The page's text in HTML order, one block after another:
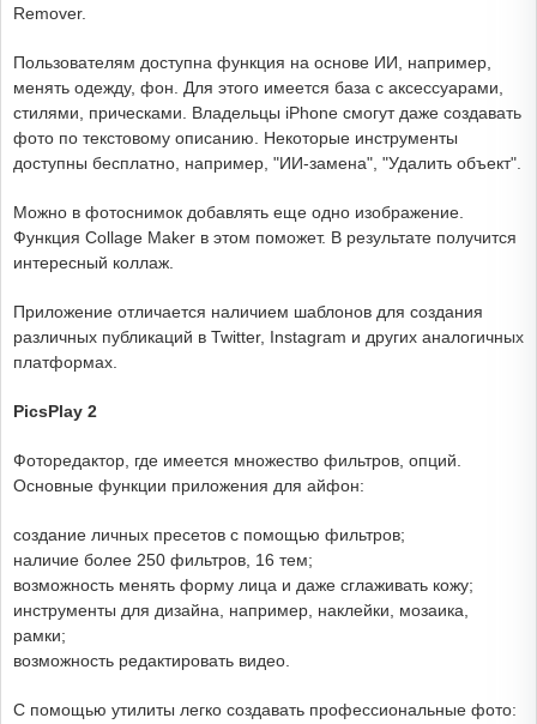
Remover.
Пользователям доступна функция на основе ИИ, например,
менять одежду, фон. Для этого имеется база с аксессуарами,
стилями, прическами. Владельцы iPhone смогут даже создавать
фото по текстовому описанию. Некоторые инструменты
доступны бесплатно, например, "ИИ-замена", "Удалить объект".
Можно в фотоснимок добавлять еще одно изображение.
Функция Collage Maker в этом поможет. В результате получится
интересный коллаж.
Приложение отличается наличием шаблонов для создания
различных публикаций в Twitter, Instagram и других аналогичных
платформах.
PicsPlay 2
Фоторедактор, где имеется множество фильтров, опций.
Основные функции приложения для айфон:
создание личных пресетов с помощью фильтров;
наличие более 250 фильтров, 16 тем;
возможность менять форму лица и даже сглаживать кожу;
инструменты для дизайна, например, наклейки, мозаика,
рамки;
возможность редактировать видео.
С помощью утилиты легко создавать профессиональные фото: